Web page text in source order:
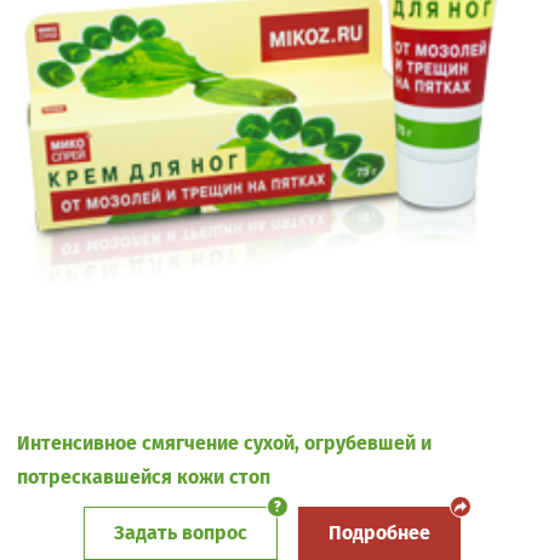
Интенсивное смягчение сухой, огрубевшей и
потрескавшейся кожи стоп
Задать вопрос Подробнее